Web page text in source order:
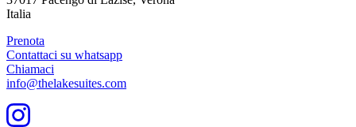
Italia
Prenota
Contattaci su whatsapp
Chiamaci
info@thelakesuites.com